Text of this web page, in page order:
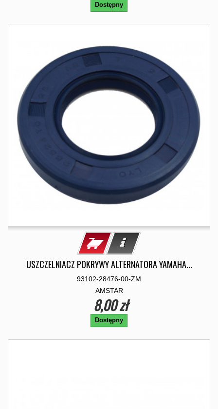
Dostępny
USZCZELNIACZ POKRYWY ALTERNATORA YAMAHA...
93102-28476-00-ZM
AMSTAR
8,00 zł
Dostępny